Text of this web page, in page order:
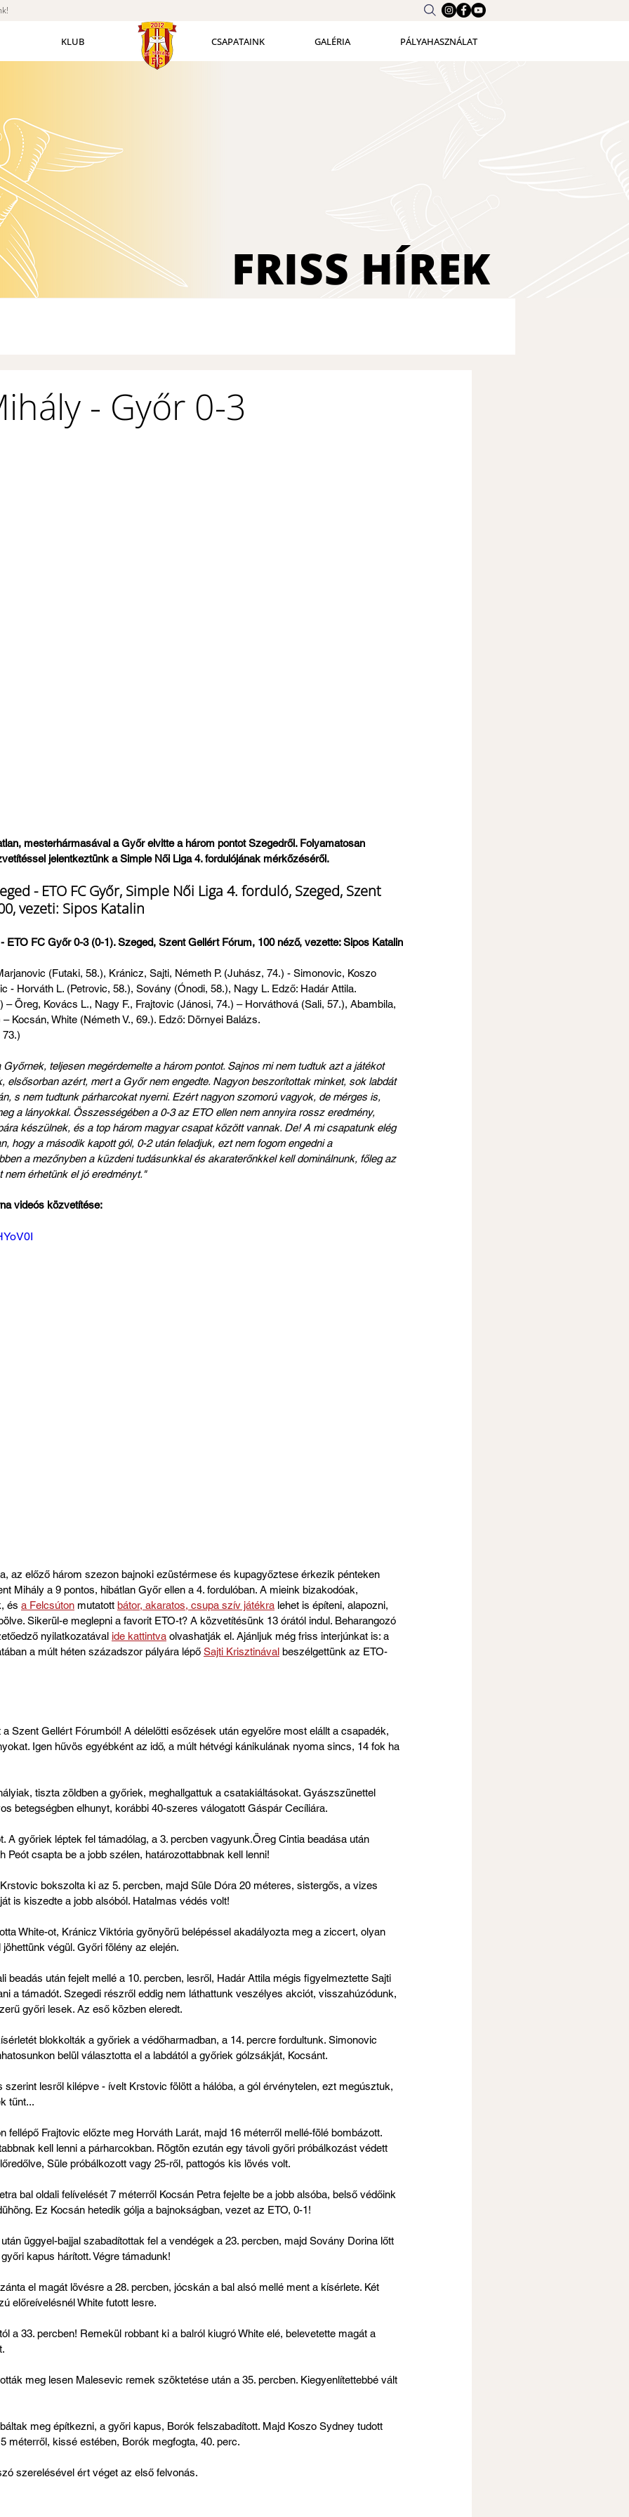
KLUB CSAPATAINK GALÉRIA PÁLYAHASZNÁLAT
FRISS HÍREK
- Győr 0-3
mesterhármasával a Győr elvitte a három pontot Szegedről. Folyamatosan
jelentkeztünk a Simple Női Liga 4. fordulójának mérkőzéséről.
- ETO FC Győr, Simple Női Liga 4. forduló, Szeged, Szent
vezeti: Sipos Katalin
ETO FC Győr 0-3 (0-1). Szeged, Szent Gellért Fórum, 100 néző, vezette: Sipos Katalin
(Futaki, 58.), Kránicz, Sajti, Németh P. (Juhász, 74.) - Simonovic, Koszo
- Horváth L. (Petrovic, 58.), Sovány (Ónodi, 58.), Nagy L. Edző: Hadár Attila.
– Öreg, Kovács L., Nagy F., Frajtovic (Jánosi, 74.) – Horváthová (Sali, 57.), Abambila,
Kocsán, White (Németh V., 69.). Edző: Dörnyei Balázs.
73.)
Győrnek, teljesen megérdemelte a három pontot. Sajnos mi nem tudtuk azt a játékot
elsősorban azért, mert a Győr nem engedte. Nagyon beszorítottak minket, sok labdát
s nem tudtunk párharcokat nyerni. Ezért nagyon szomorú vagyok, de mérges is,
a lányokkal. Összességében a 0-3 az ETO ellen nem annyira rossz eredmény,
készülnek, és a top három magyar csapat között vannak. De! A mi csapatunk elég
hogy a második kapott gól, 0-2 után feladjuk, ezt nem fogom engedni a
a mezőnyben a küzdeni tudásunkkal és akaraterőnkkel kell dominálnunk, főleg az
érhetünk el jó eredményt."
videós közvetítése:
az előző három szezon bajnoki ezüstérmese és kupagyőztese érkezik pénteken
Mihály a 9 pontos, hibátlan Győr ellen a 4. fordulóban. A mieink bizakodóak,
és a Felcsúton mutatott bátor, akaratos, csupa szív játékra lehet is építeni, alapozni,
Sikerül-e meglepni a favorit ETO-t? A közvetítésünk 13 órától indul. Beharangozó
nyilatkozatával ide kattintva olvashatják el. Ajánljuk még friss interjúnkat is: a
a múlt héten századszor pályára lépő Sajti Krisztinával beszélgettünk az ETO-
Szent Gellért Fórumból! A délelőtti esőzések után egyelőre most elállt a csapadék,
Igen hűvös egyébként az idő, a múlt hétvégi kánikulának nyoma sincs, 14 fok ha
tiszta zöldben a győriek, meghallgattuk a csatakiáltásokat. Gyászszünettel
betegségben elhunyt, korábbi 40-szeres válogatott Gáspár Cecíliára.
A győriek léptek fel támadólag, a 3. percben vagyunk.Öreg Cintia beadása után
Peót csapta be a jobb szélen, határozottabbnak kell lenni!
bokszolta ki az 5. percben, majd Süle Dóra 20 méteres, sistergős, a vizes
is kiszedte a jobb alsóból. Hatalmas védés volt!
White-ot, Kránicz Viktória gyönyörű belépéssel akadályozta meg a ziccert, olyan
végül. Győri fölény az elején.
beadás után fejelt mellé a 10. percben, lesről, Hadár Attila mégis figyelmeztette Sajti
a támadót. Szegedi részről eddig nem láthattunk veszélyes akciót, visszahúzódunk,
győri lesek. Az eső közben eleredt.
blokkolták a győriek a védőharmadban, a 14. percre fordultunk. Simonovic
belül választotta el a labdától a győriek gólzsákját, Kocsánt.
lesről kilépve - ívelt Krstovic fölött a hálóba, a gól érvénytelen, ezt megúsztuk,
tűnt...
fellépő Frajtovic előzte meg Horváth Larát, majd 16 méterről mellé-fölé bombázott.
kell lenni a párharcokban. Rögtön ezután egy távoli győri próbálkozást védett
Süle próbálkozott vagy 25-ről, pattogós kis lövés volt.
bal oldali felívelését 7 méterről Kocsán Petra fejelte be a jobb alsóba, belső védőink
Ez Kocsán hetedik gólja a bajnokságban, vezet az ETO, 0-1!
üggyel-bajjal szabadítottak fel a vendégek a 23. percben, majd Sovány Dorina lőtt
kapus hárított. Végre támadunk!
el magát lövésre a 28. percben, jócskán a bal alsó mellé ment a kísérlete. Két
előreívelésnél White futott lesre.
a 33. percben! Remekül robbant ki a balról kiugró White elé, belevetette magát a
meg lesen Malesevic remek szöktetése után a 35. percben. Kiegyenlítettebbé vált
meg építkezni, a győri kapus, Borók felszabadított. Majd Koszo Sydney tudott
méterről, kissé estében, Borók megfogta, 40. perc.
szerelésével ért véget az első felvonás.